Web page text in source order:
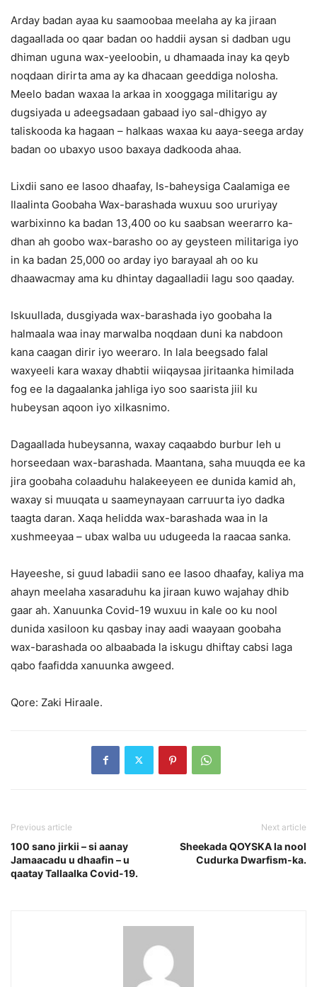
Arday badan ayaa ku saamoobaa meelaha ay ka jiraan
dagaallada oo qaar badan oo haddii aysan si dadban ugu
dhiman uguna wax-yeeloobin, u dhamaada inay ka qeyb
noqdaan dirirta ama ay ka dhacaan geeddiga nolosha.
Meelo badan waxaa la arkaa in xooggaga militarigu ay
dugsiyada u adeegsadaan gabaad iyo sal-dhigyo ay
taliskooda ka hagaan – halkaas waxaa ku aaya-seega arday
badan oo ubaxyo usoo baxaya dadkooda ahaa.
Lixdii sano ee lasoo dhaafay, Is-baheysiga Caalamiga ee
Ilaalinta Goobaha Wax-barashada wuxuu soo ururiyay
warbixinno ka badan 13,400 oo ku saabsan weerarro ka-
dhan ah goobo wax-barasho oo ay geysteen militariga iyo
in ka badan 25,000 oo arday iyo barayaal ah oo ku
dhaawacmay ama ku dhintay dagaalladii lagu soo qaaday.
Iskuullada, dusgiyada wax-barashada iyo goobaha la
halmaala waa inay marwalba noqdaan duni ka nabdoon
kana caagan dirir iyo weeraro. In lala beegsado falal
waxyeeli kara waxay dhabtii wiiqaysaa jiritaanka himilada
fog ee la dagaalanka jahliga iyo soo saarista jiil ku
hubeysan aqoon iyo xilkasnimo.
Dagaallada hubeysanna, waxay caqaabdo burbur leh u
horseedaan wax-barashada. Maantana, saha muuqda ee ka
jira goobaha colaaduhu halakeeyeen ee dunida kamid ah,
waxay si muuqata u saameynayaan carruurta iyo dadka
taagta daran. Xaqa helidda wax-barashada waa in la
xushmeeyaa – ubax walba uu udugeeda la raacaa sanka.
Hayeeshe, si guud labadii sano ee lasoo dhaafay, kaliya ma
ahayn meelaha xasaraduhu ka jiraan kuwo wajahay dhib
gaar ah. Xanuunka Covid-19 wuxuu in kale oo ku nool
dunida xasiloon ku qasbay inay aadi waayaan goobaha
wax-barashada oo albaabada la iskugu dhiftay cabsi laga
qabo faafidda xanuunka awgeed.
Qore: Zaki Hiraale.
Previous article
100 sano jirkii – si aanay
Jamaacadu u dhaafin – u
qaatay Tallaalka Covid-19.
Next article
Sheekada QOYSKA la nool
Cudurka Dwarfism-ka.